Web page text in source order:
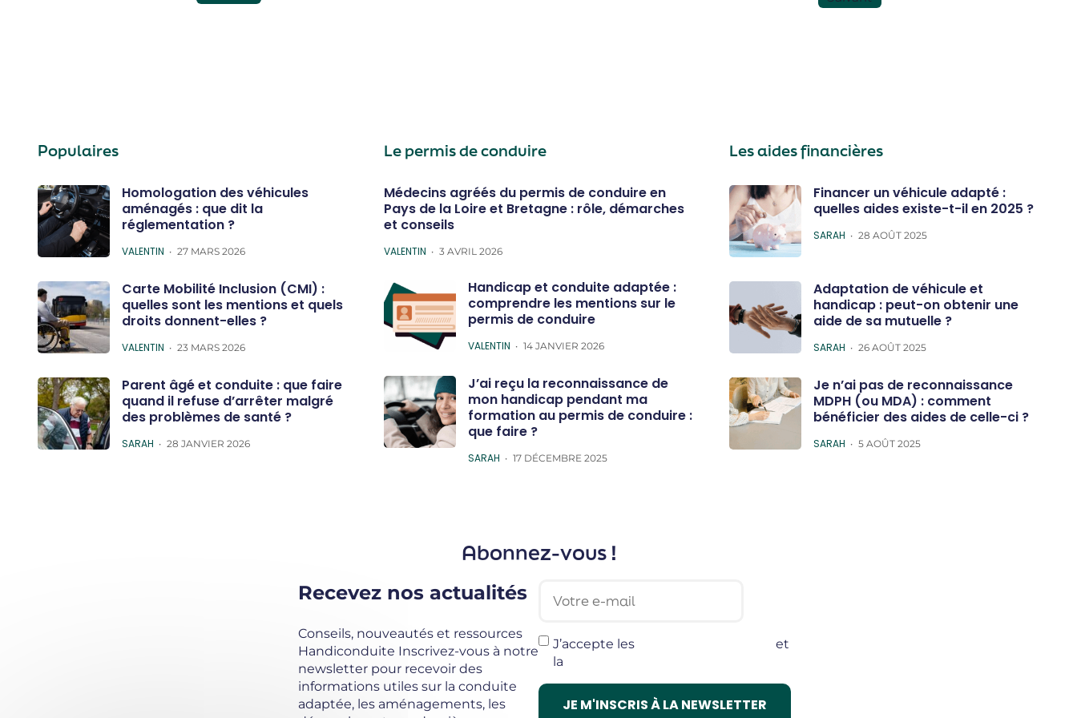
Populaires
Homologation des véhicules
aménagés : que dit la
réglementation ?
POSTED
VALENTIN 27 MARS 2026
Carte Mobilité Inclusion (CMI) :
quelles sont les mentions et quels
droits donnent-elles ?
POSTED
VALENTIN 23 MARS 2026
Parent âgé et conduite : que faire
quand il refuse d’arrêter malgré
des problèmes de santé ?
POSTED
SARAH 28 JANVIER 2026
Le permis de conduire
Médecins agréés du permis de conduire en
Pays de la Loire et Bretagne : rôle, démarches
et conseils
POSTED
VALENTIN 3 AVRIL 2026
Handicap et conduite adaptée :
comprendre les mentions sur le
permis de conduire
POSTED
VALENTIN 14 JANVIER 2026
J’ai reçu la reconnaissance de
mon handicap pendant ma
formation au permis de conduire :
que faire ?
POSTED
SARAH 17 DÉCEMBRE 2025
Les aides financières
Financer un véhicule adapté :
quelles aides existe-t-il en 2025 ?
POSTED
SARAH 28 AOÛT 2025
Adaptation de véhicule et
handicap : peut-on obtenir une
aide de sa mutuelle ?
POSTED
SARAH 26 AOÛT 2025
Je n’ai pas de reconnaissance
MDPH (ou MDA) : comment
bénéficier des aides de celle-ci ?
POSTED
SARAH 5 AOÛT 2025
Abonnez-vous !
Recevez nos actualités
Conseils, nouveautés et ressources
Handiconduite Inscrivez-vous à notre
newsletter pour recevoir des
informations utiles sur la conduite
adaptée, les aménagements, les
J’accepte les
et
la